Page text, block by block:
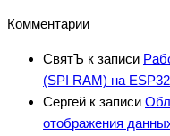
Комментарии
СвятЪ к записи
(SPI RAM) на ESP32
Сергей к записи
отображения